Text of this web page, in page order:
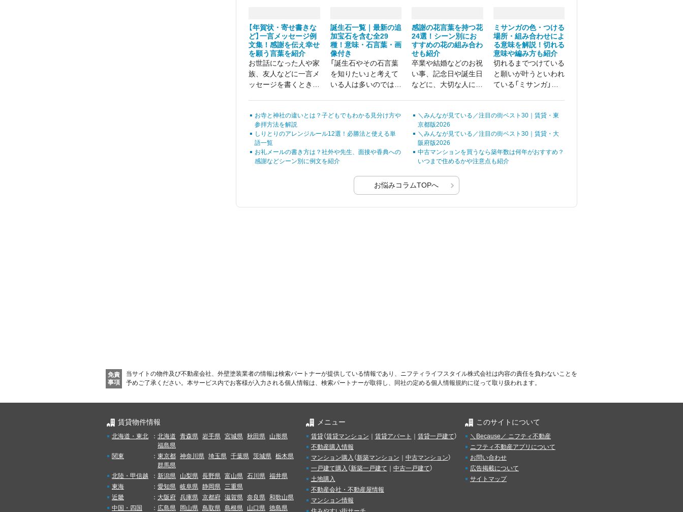
【年賀状・寄せ書きな
ど】一言メッセージ例
文集！感謝を伝え幸せ
を願う言葉を紹介
お世話になった人や家
族、友人などに一言メ
ッセージを書くとき
まく出てこない」とい
う経験をしたことがあ
る方は多いのではない
でしょうか。
誕生石一覧｜最新の追
加宝石を含む全29
種！意味・石言葉・画
像付き
「誕生石やその石言葉
を知りたい」と考えて
いる人は多いのではな
解すれば、身に着ける
がるはずです。
感謝の花言葉を持つ花
24選！シーン別にお
すすめの花の組み合わ
せも紹介
卒業や結婚などのお祝
い事、記念日や誕生日
などに、大切な人に花
ゼントするなら、ぴっ
たりの花言葉を持つ花
を選んで、感謝の気持
ちを伝えたいですよ
ね。
ミサンガの色・つける
場所・組み合わせによ
る意味を解説！切れる
意味や編み方も紹介
切れるまでつけている
と願いが叶うといわれ
ている「ミサンガ」。
も多いでしょう。
お寺と神社の違いとは？子どもでもわかる見分け方や
参拝方法を解説
＼みんなが見ている／注目の街ベスト30｜賃貸・東
京都版2026
しりとりのアレンジルール12選！必勝法と使える単
語一覧
＼みんなが見ている／注目の街ベスト30｜賃貸・大
阪府版2026
お礼メールの書き方は？社外や先生、面接や香典への
感謝などシーン別に例文を紹介
中古マンションを買うなら築年数は何年がおすすめ？
いつまで住めるかや注意点も紹介
お悩みコラムTOPへ
免責
事項
当サイトの物件及び不動産会社、外壁塗装業者の情報は検索パートナーが提供している情報であり、ニフティライフスタイル株式会社は内容の責任を負わないことを
予めご了承ください。 本サービス内でお客様が入力される個人情報は、検索パートナーが取得し、同社の定める個人情報規約に従って取り扱われます。
賃貸物件情報
北海道・東北 ： 北海道 青森県 岩手県 宮城県 秋田県
山形県
福島県
関東
： 東京都 神奈川県 埼玉県 千葉県 茨城県 栃木県
群馬県
北陸・甲信越
： 新潟県 山梨県 長野県 富山県 石川県 福井県
東海
： 愛知県 岐阜県 静岡県 三重県
近畿
： 大阪府 兵庫県 京都府 滋賀県 奈良県 和歌山県
中国・四国
： 広島県 岡山県 鳥取県 島根県 山口県 徳島県
メニュー
賃貸（賃貸マンション 賃貸アパート 賃貸一戸建て）
不動産購入情報
マンション購入 （新築マンション 中古マンション）
一戸建て購入 （新築一戸建て 中古一戸建て）
土地購入
不動産会社・不動産屋情報
マンション情報
このサイトについて
＼Because／ ニフティ不動産
ニフティ不動産アプリについて
お問い合わせ
広告掲載について
サイトマップ